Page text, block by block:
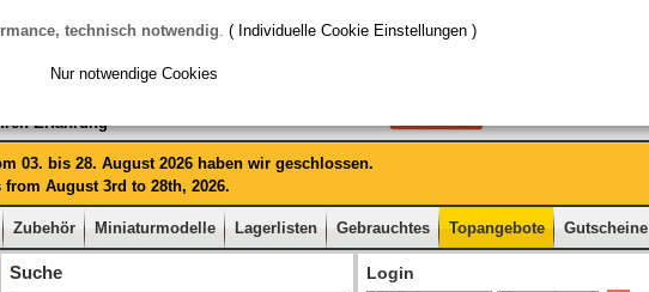
Erfahrung
03. bis 28. August 2026 haben wir geschlossen.
August 3rd to 28th, 2026.
Zubehör Miniaturmodelle Lagerlisten Gebrauchtes Topangebote Gutscheine
Suche Login
technisch notwendig. ( Individuelle Cookie Einstellungen )
Nur notwendige Cookies